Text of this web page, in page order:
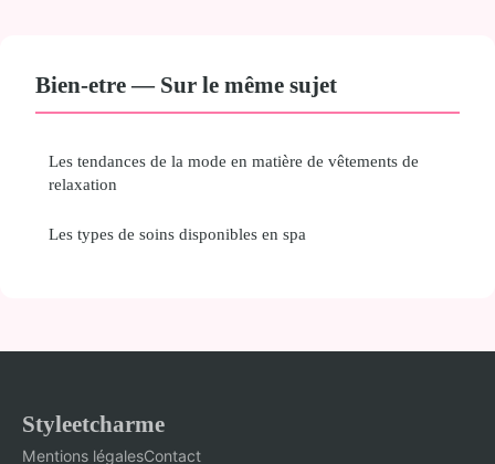
Bien-etre — Sur le même sujet
Les tendances de la mode en matière de vêtements de
relaxation
Les types de soins disponibles en spa
Styleetcharme
Mentions légalesContact